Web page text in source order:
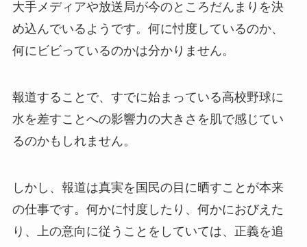
大手メディアや放送局が今のところだんまりを決
め込んでいるようです。何に忖度しているのか、
何にビビっているのかは分かりません。
報道することで、すでに始まっている高校野球に
水を差すことへの影響力の大きさを肌で感じてい
るのかもしれません。
しかし、報道は真実を国民の目に晒すことが本来
の仕事です。何かに忖度したり、何かにおびえた
り、上の意向に従うことをしていては、正義を追